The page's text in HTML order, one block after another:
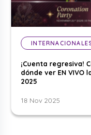
¡Cuenta regresiva!
dónde ver EN VIVO
2025
18 Nov 2025